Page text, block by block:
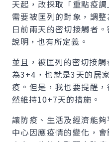
天起，改採取「重點疫
需要被匡列的對象，調
日前兩天的密切接觸者
說明，也有所定義。
並且，被匡列的密切接
為3+4，也就是3天的居
疫。但是，我也要提醒
然維持10+7天的措施。
讓防疫、生活及經濟能
中心因應疫情的變化，